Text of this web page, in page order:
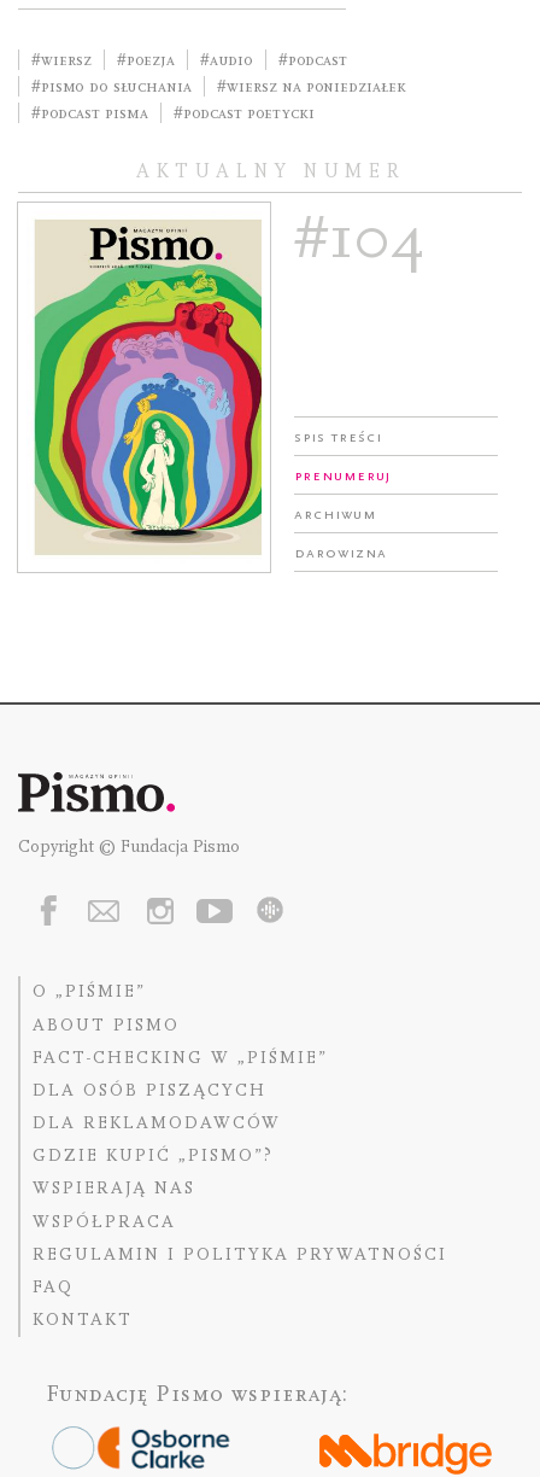
#wiersz #poezja #audio
#podcast
#pismo do słuchania
#wiersz na poniedziałek
#podcast pisma
#podcast poetycki
AKTUALNY NUMER
#104
Spis treści
Prenumeruj
Archiwum
Darowizna
Copyright © Fundacja Pismo
O „PIŚMIE”
ABOUT PISMO
FACT-CHECKING W „PIŚMIE”
DLA OSÓB PISZĄCYCH
DLA REKLAMODAWCÓW
GDZIE KUPIĆ „PISMO”?
WSPIERAJĄ NAS
WSPÓŁPRACA
REGULAMIN I POLITYKA PRYWATNOŚCI
FAQ
KONTAKT
Fundację Pismo wspierają: